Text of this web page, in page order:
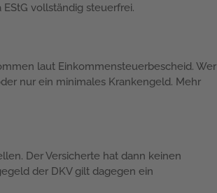
vollständig steuerfrei.
laut Einkommensteuerbescheid. Wer
nur ein minimales Krankengeld. Mehr
Der Versicherte hat dann keinen
der DKV gilt dagegen ein